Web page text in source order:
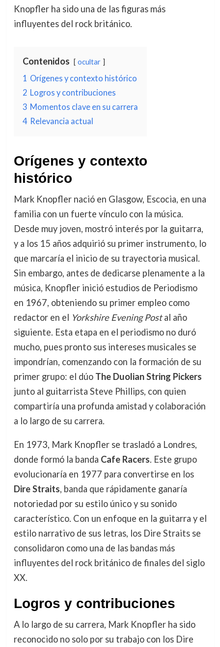
Knopfler ha sido una de las figuras más
influyentes del rock británico.
Contenidos ocultar
1 Orígenes y contexto histórico
2 Logros y contribuciones
3 Momentos clave en su carrera
4 Relevancia actual
Orígenes y contexto
histórico
Mark Knopfler nació en Glasgow, Escocia, en una
familia con un fuerte vínculo con la música.
Desde muy joven, mostró interés por la guitarra,
y a los 15 años adquirió su primer instrumento, lo
que marcaría el inicio de su trayectoria musical.
Sin embargo, antes de dedicarse plenamente a la
música, Knopfler inició estudios de Periodismo
en 1967, obteniendo su primer empleo como
redactor en el Yorkshire Evening Postal año
siguiente. Esta etapa en el periodismo no duró
mucho, pues pronto sus intereses musicales se
impondrían, comenzando con la formación de su
primer grupo: el dúo The Duolian String Pickers
junto al guitarrista Steve Phillips, con quien
compartiría una profunda amistad y colaboración
a lo largo de su carrera.
En 1973, Mark Knopfler se trasladó a Londres,
donde formó la banda Cafe Racers. Este grupo
evolucionaría en 1977 para convertirse en los
Dire Straits, banda que rápidamente ganaría
notoriedad por su estilo único y su sonido
característico. Con un enfoque en la guitarra y el
estilo narrativo de sus letras, los Dire Straits se
consolidaron como una de las bandas más
influyentes del rock británico de finales del siglo
XX.
Logros y contribuciones
A lo largo de su carrera, Mark Knopfler ha sido
reconocido no solo por su trabajo con los Dire